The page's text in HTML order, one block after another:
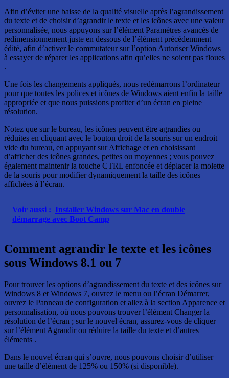
Afin d’éviter une baisse de la qualité visuelle après l’agrandissement
du texte et de choisir d’agrandir le texte et les icônes avec une valeur
personnalisée, nous appuyons sur l’élément Paramètres avancés de
redimensionnement juste en dessous de l’élément précédemment
édité, afin d’activer le commutateur sur l’option Autoriser Windows
à essayer de réparer les applications afin qu’elles ne soient pas floues
.
Une fois les changements appliqués, nous redémarrons l’ordinateur
pour que toutes les polices et icônes de Windows aient enfin la taille
appropriée et que nous puissions profiter d’un écran en pleine
résolution.
Notez que sur le bureau, les icônes peuvent être agrandies ou
réduites en cliquant avec le bouton droit de la souris sur un endroit
vide du bureau, en appuyant sur Affichage et en choisissant
d’afficher des icônes grandes, petites ou moyennes ; vous pouvez
également maintenir la touche CTRL enfoncée et déplacer la molette
de la souris pour modifier dynamiquement la taille des icônes
affichées à l’écran.
Voir aussi : Installer Windows sur Mac en double
démarrage avec Boot Camp
Comment agrandir le texte et les icônes
sous Windows 8.1 ou 7
Pour trouver les options d’agrandissement du texte et des icônes sur
Windows 8 et Windows 7, ouvrez le menu ou l’écran Démarrer,
ouvrez le Panneau de configuration et allez à la section Apparence et
personnalisation, où nous pouvons trouver l’élément Changer la
résolution de l’écran ; sur le nouvel écran, assurez-vous de cliquer
sur l’élément Agrandir ou réduire la taille du texte et d’autres
éléments .
Dans le nouvel écran qui s’ouvre, nous pouvons choisir d’utiliser
une taille d’élément de 125% ou 150% (si disponible).